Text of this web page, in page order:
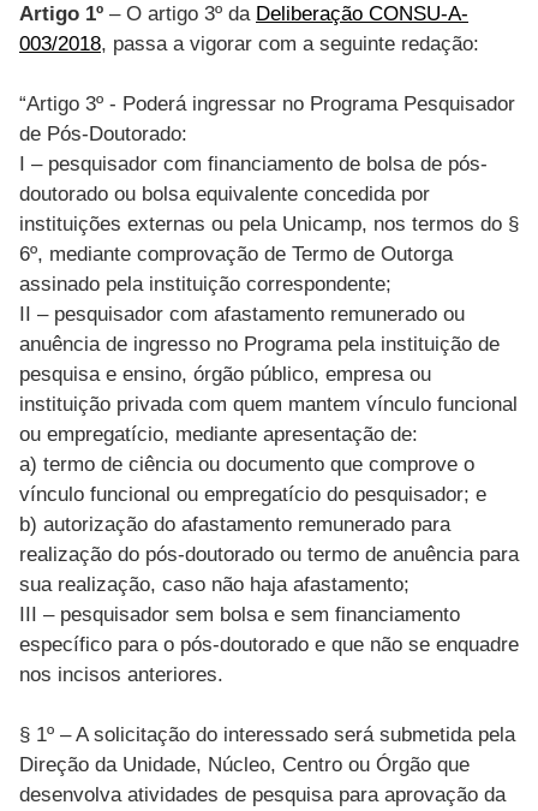
Artigo 1º – O artigo 3º da Deliberação CONSU-A-
003/2018, passa a vigorar com a seguinte redação:
“Artigo 3º - Poderá ingressar no Programa Pesquisador
de Pós-Doutorado:
I – pesquisador com financiamento de bolsa de pós-
doutorado ou bolsa equivalente concedida por
instituições externas ou pela Unicamp, nos termos do §
6º, mediante comprovação de Termo de Outorga
assinado pela instituição correspondente;
II – pesquisador com afastamento remunerado ou
anuência de ingresso no Programa pela instituição de
pesquisa e ensino, órgão público, empresa ou
instituição privada com quem mantem vínculo funcional
ou empregatício, mediante apresentação de:
a) termo de ciência ou documento que comprove o
vínculo funcional ou empregatício do pesquisador; e
b) autorização do afastamento remunerado para
realização do pós-doutorado ou termo de anuência para
sua realização, caso não haja afastamento;
III – pesquisador sem bolsa e sem financiamento
específico para o pós-doutorado e que não se enquadre
nos incisos anteriores.
§ 1º – A solicitação do interessado será submetida pela
Direção da Unidade, Núcleo, Centro ou Órgão que
desenvolva atividades de pesquisa para aprovação da